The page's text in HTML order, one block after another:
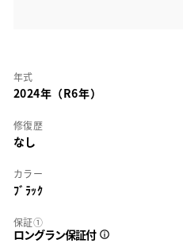
年式
2024年（R6年）
修復歴
なし
カラー
ﾌﾞﾗｯｸ
保証①
ロングラン保証付